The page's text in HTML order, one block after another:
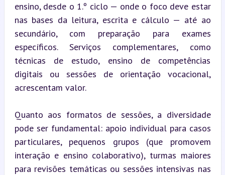
ensino, desde o 1.º ciclo — onde o foco deve estar
nas bases da leitura, escrita e cálculo — até ao
secundário, com preparação para exames
específicos. Serviços complementares, como
técnicas de estudo, ensino de competências
digitais ou sessões de orientação vocacional,
acrescentam valor.
Quanto aos formatos de sessões, a diversidade
pode ser fundamental: apoio individual para casos
particulares, pequenos grupos (que promovem
interação e ensino colaborativo), turmas maiores
para revisões temáticas ou sessões intensivas nas